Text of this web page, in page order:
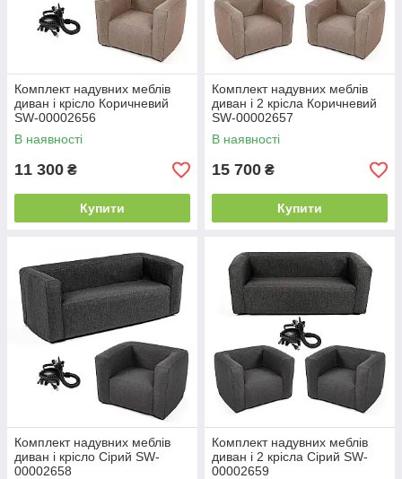
Комплект надувних меблів
диван і крісло Коричневий
SW-00002656
В наявності
11 300 ₴
Купити
Комплект надувних меблів
диван і 2 крісла Коричневий
SW-00002657
В наявності
15 700 ₴
Купити
Комплект надувних меблів
диван і крісло Сірий SW-
00002658
Комплект надувних меблів
диван і 2 крісла Сірий SW-
00002659